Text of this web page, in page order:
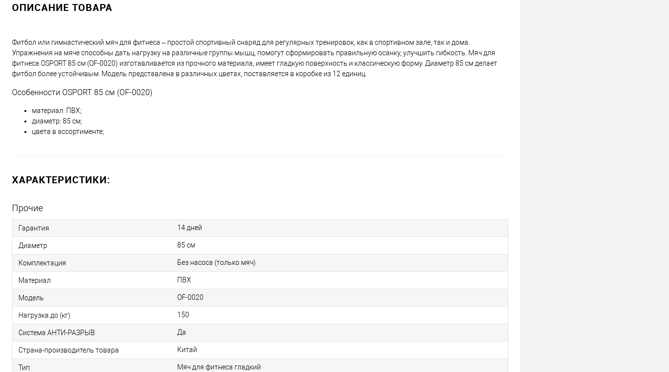
ОПИСАНИЕ ТОВАРА
Фитбол или гимнастический мяч для фитнеса – простой спортивный снаряд для регулярных тренировок, как в спортивном зале, так и дома.
Упражнения на мяче способны дать нагрузку на различные группы мышц, помогут сформировать правильную осанку, улучшить гибкость. Мяч для
фитнеса OSPORT 85 см (OF-0020) изготавливается из прочного материала, имеет гладкую поверхность и классическую форму. Диаметр 85 см делает
фитбол более устойчивым. Модель представлена в различных цветах, поставляется в коробке из 12 единиц.
Особенности OSPORT 85 см (OF-0020)
материал: ПВХ;
диаметр: 85 см;
цвета в ассортименте;
ХАРАКТЕРИСТИКИ:
Прочие
Гарантия 14 дней
Диаметр 85 см
Комплектация Без насоса (только мяч)
Материал ПВХ
Модель OF-0020
Нагрузка до (кг) 150
Система АНТИ-РАЗРЫВ Да
Страна-производитель товара Китай
Тип Мяч для фитнеса гладкий